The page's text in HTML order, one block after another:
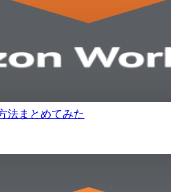
法まとめてみた